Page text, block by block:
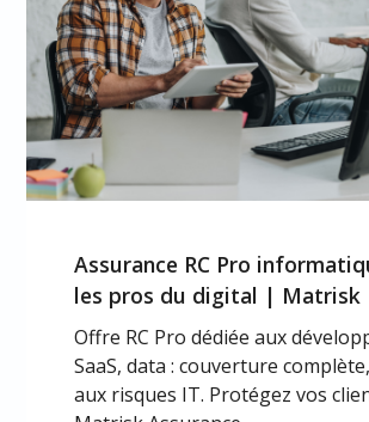
Assurance RC Pro
les pros du digital | Matrisk
Offre RC Pro dédiée aux
SaaS, data : couverture
aux risques IT. Protégez vos